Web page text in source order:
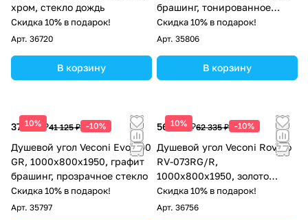
хром, стекло дождь
Скидка 10% в подарок!
Арт. 36720
В корзину
брашинг, тонированное
матовое стекло
Скидка 10% в подарок!
Арт. 35806
В корзину
10%
37 013 ₽41 125 ₽ -10%
Душевой угол Veconi Evo 300
GR, 1000х800x1950, графит
брашинг, прозрачное стекло
Скидка 10% в подарок!
Арт. 35797
10%
56 102 ₽62 335 ₽ -10%
Душевой угол Veconi Rovigo
RV-073RG/R,
1000х800х1950, золото
брашинг, стекло дождь
Скидка 10% в подарок!
Арт. 36756